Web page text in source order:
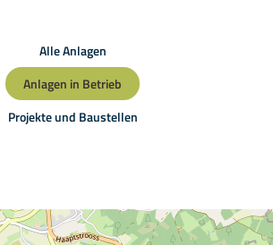
Alle Anlagen
Anlagen in Betrieb
Projekte und Baustellen